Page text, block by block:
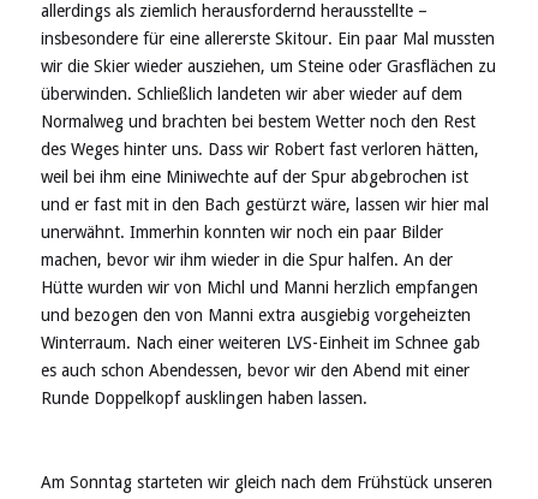
allerdings als ziemlich herausfordernd herausstellte –
insbesondere für eine allererste Skitour. Ein paar Mal mussten
wir die Skier wieder ausziehen, um Steine oder Grasflächen zu
überwinden. Schließlich landeten wir aber wieder auf dem
Normalweg und brachten bei bestem Wetter noch den Rest
des Weges hinter uns. Dass wir Robert fast verloren hätten,
weil bei ihm eine Miniwechte auf der Spur abgebrochen ist
und er fast mit in den Bach gestürzt wäre, lassen wir hier mal
unerwähnt. Immerhin konnten wir noch ein paar Bilder
machen, bevor wir ihm wieder in die Spur halfen. An der
Hütte wurden wir von Michl und Manni herzlich empfangen
und bezogen den von Manni extra ausgiebig vorgeheizten
Winterraum. Nach einer weiteren LVS-Einheit im Schnee gab
es auch schon Abendessen, bevor wir den Abend mit einer
Runde Doppelkopf ausklingen haben lassen.
Am Sonntag starteten wir gleich nach dem Frühstück unseren